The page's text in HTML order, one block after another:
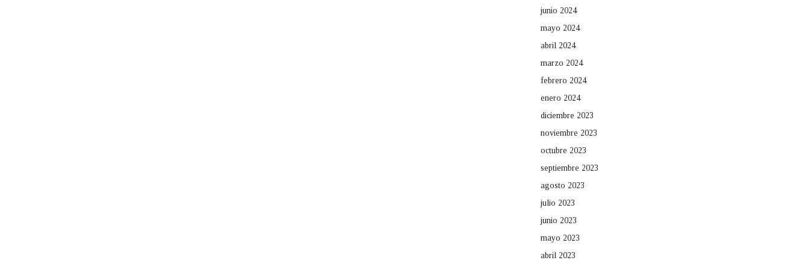
junio 2024
mayo 2024
abril 2024
marzo 2024
febrero 2024
enero 2024
diciembre 2023
noviembre 2023
octubre 2023
septiembre 2023
agosto 2023
julio 2023
junio 2023
mayo 2023
abril 2023